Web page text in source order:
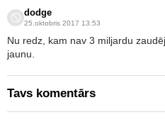
dodge
25.oktobris 2017 13:53
Nu redz, kam nav 3 miljardu
jaunu.
Tavs komentārs